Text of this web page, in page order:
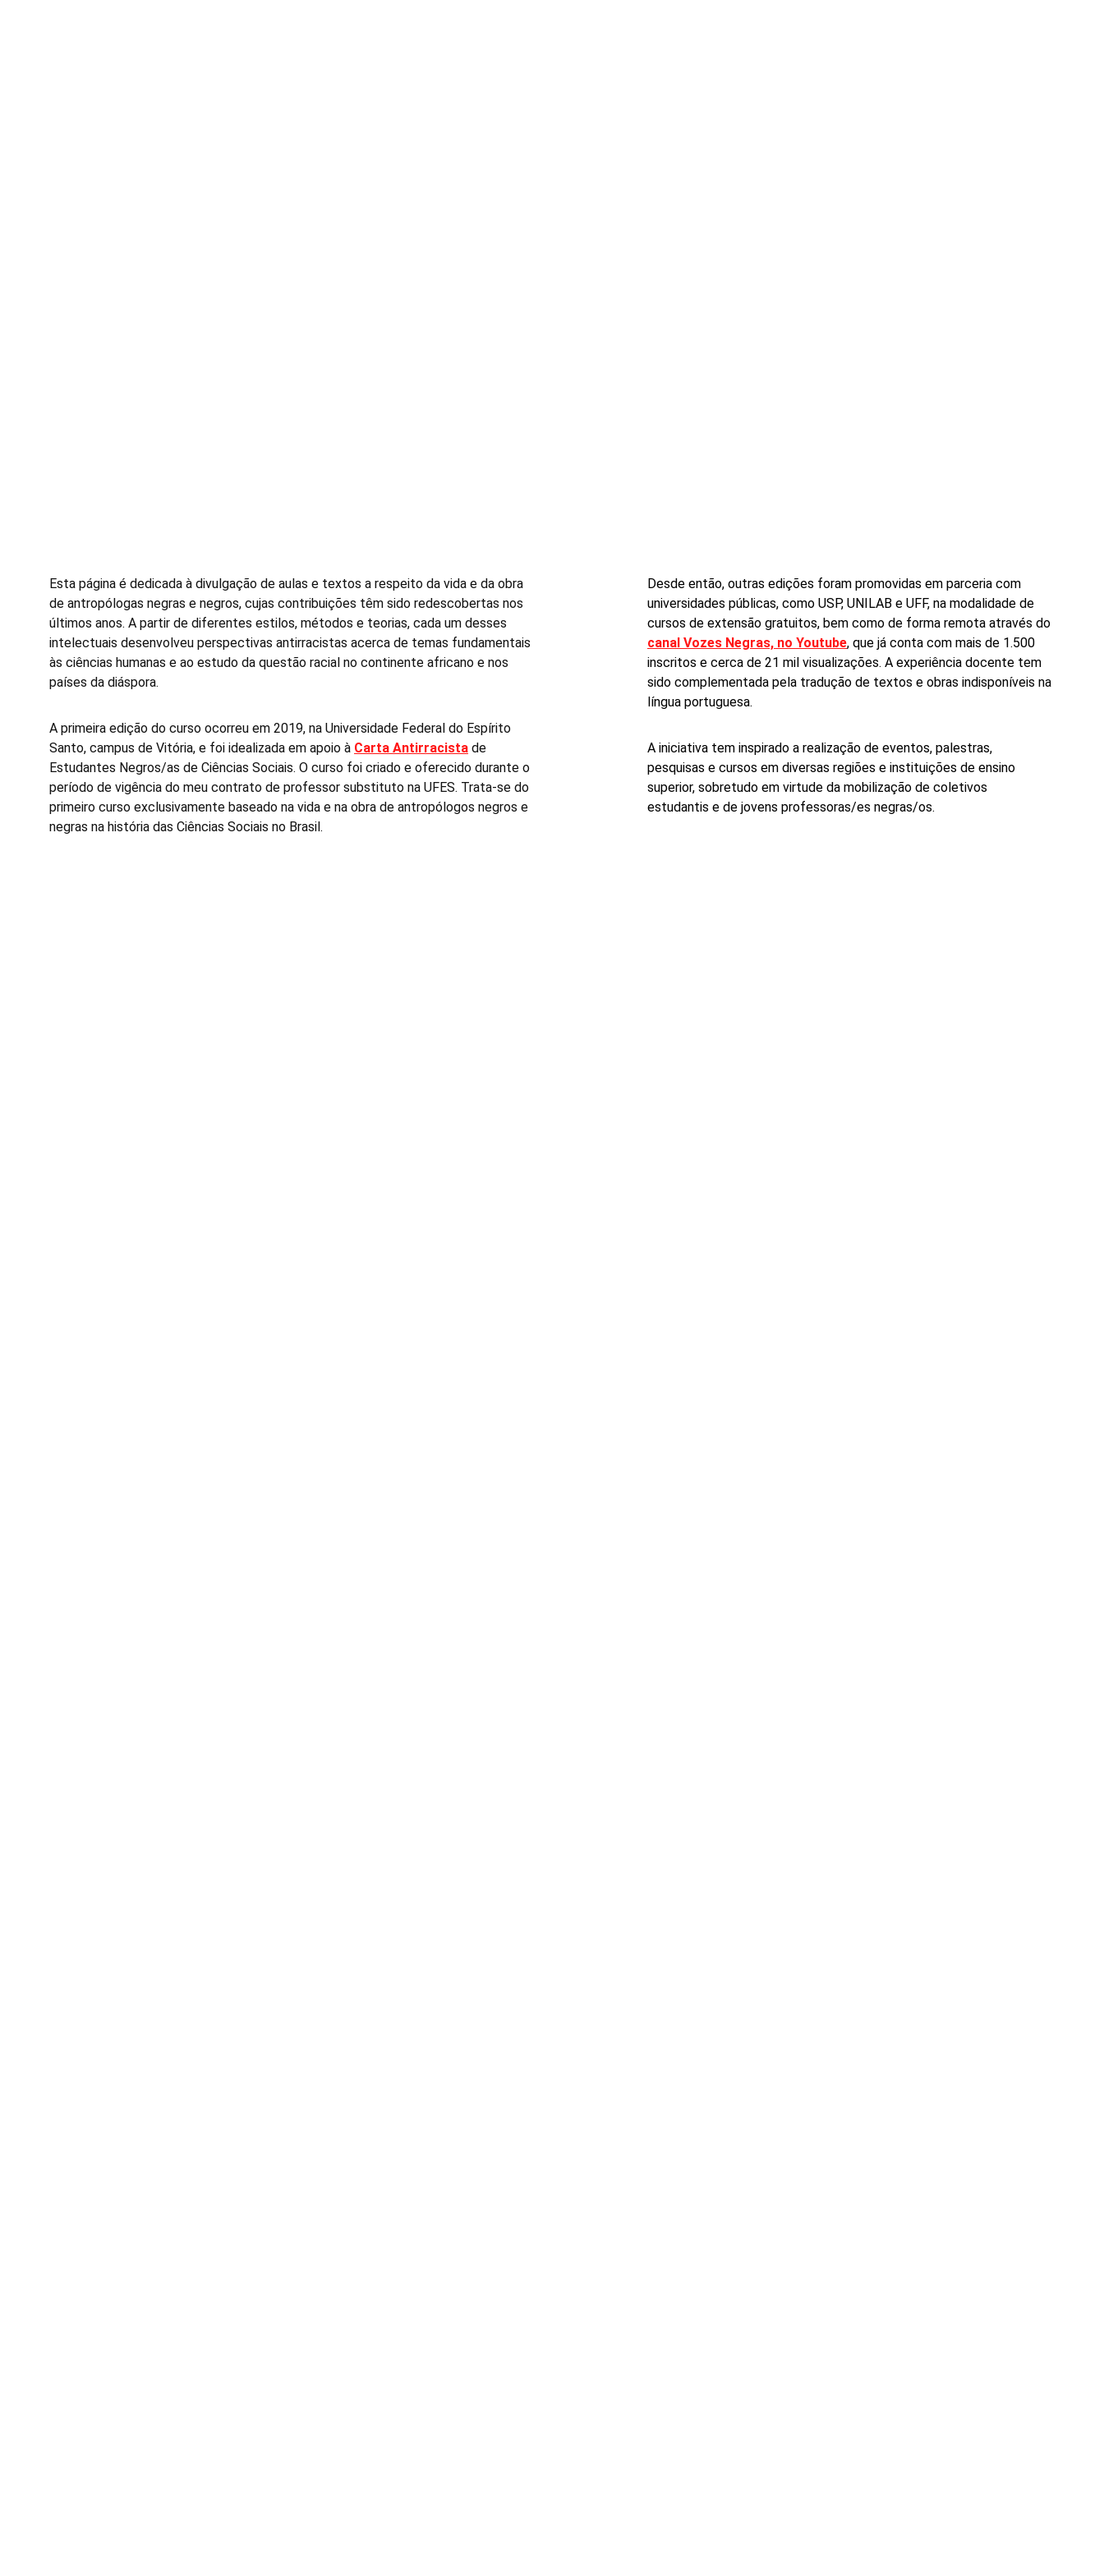
Desde então, outras edições foram promovidas em parceria com
universidades públicas, como USP, UNILAB e UFF, na modalidade de
cursos de extensão gratuitos, bem como de forma remota através do
canal Vozes Negras, no Youtube, que já conta com mais de 1.500
inscritos e cerca de 21 mil visualizações. A experiência docente tem
sido complementada pela tradução de textos e obras indisponíveis na
língua portuguesa.
A iniciativa tem inspirado a realização de eventos, palestras,
pesquisas e cursos em diversas regiões e instituições de ensino
superior, sobretudo em virtude da mobilização de coletivos
estudantis e de jovens professoras/es negras/os.
Esta página é dedicada à divulgação de aulas e textos a respeito da vida e da obra
de antropólogas negras e negros, cujas contribuições têm sido redescobertas nos
últimos anos. A partir de diferentes estilos, métodos e teorias, cada um desses
intelectuais desenvolveu perspectivas antirracistas acerca de temas fundamentais
às ciências humanas e ao estudo da questão racial no continente africano e nos
países da diáspora.
A primeira edição do curso ocorreu em 2019, na Universidade Federal do Espírito
Santo, campus de Vitória, e foi idealizada em apoio à Carta Antirracista de
Estudantes Negros/as de Ciências Sociais. O curso foi criado e oferecido durante o
período de vigência do meu contrato de professor substituto na UFES. Trata-se do
primeiro curso exclusivamente baseado na vida e na obra de antropólogos negros e
negras na história das Ciências Sociais no Brasil.